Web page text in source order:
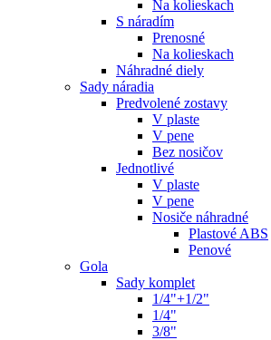
Na kolieskach
S náradím
Prenosné
Na kolieskach
Náhradné diely
Sady náradia
Predvolené zostavy
V plaste
V pene
Bez nosičov
Jednotlivé
V plaste
V pene
Nosiče náhradné
Plastové ABS
Penové
Gola
Sady komplet
1/4"+1/2"
1/4"
3/8"